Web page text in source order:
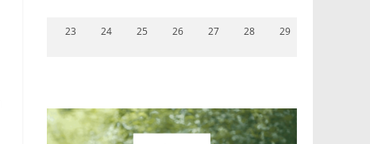
23 24 25 26 27 28 29